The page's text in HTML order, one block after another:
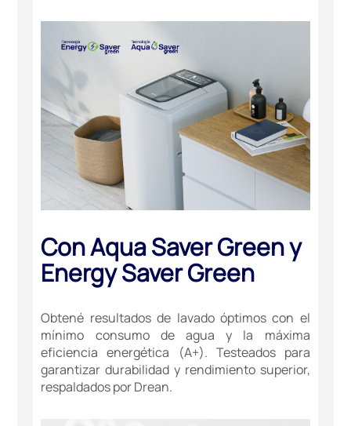
Con Aqua Saver Green y
Energy Saver Green
Obtené resultados de lavado óptimos con el
mínimo consumo de agua y la máxima
eficiencia energética (A+). Testeados para
garantizar durabilidad y rendimiento superior,
respaldados por Drean.